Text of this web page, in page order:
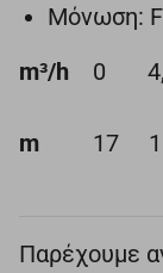
Μόνωση: F
m³/h 0
m 17
Παρέχουμε